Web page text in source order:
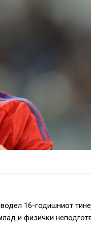
16-годишниот
и физички